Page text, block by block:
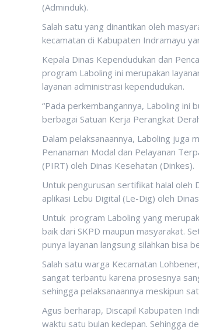
(Adminduk).
Salah satu yang dinantikan oleh
kecamatan di Kabupaten Indramayu
Kepala Dinas Kependudukan dan
program Laboling ini merupakan
layanan administrasi kependudukan.
“Pada perkembangannya, Laboling ini
berbagai Satuan Kerja Perangkat
Dalam pelaksanaannya, Laboling juga
Penanaman Modal dan Pelayanan
(PIRT) oleh Dinas Kesehatan (Dinkes).
Untuk pengurusan sertifikat halal oleh
aplikasi Lebu Digital (Le-Dig) oleh
Untuk program Laboling yang
baik dari SKPD maupun masyarakat.
punya layanan langsung silahkan bisa
Salah satu warga Kecamatan
sangat terbantu karena prosesnya
sehingga pelaksanaannya meskipun
Agus berharap, Discapil Kabupaten
waktu satu bulan kedepan. Sehingga